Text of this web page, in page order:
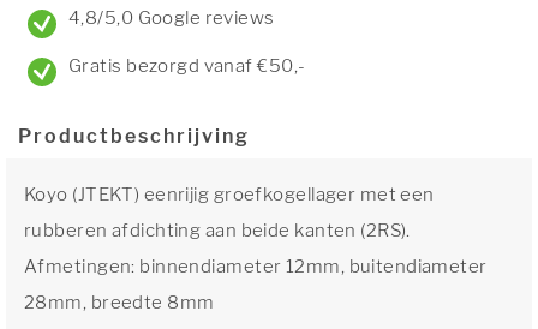
4,8/5,0 Google reviews
Gratis bezorgd vanaf €50,-
Productbeschrijving
Koyo (JTEKT) eenrijig groefkogellager met een
rubberen afdichting aan beide kanten (2RS).
Afmetingen: binnendiameter 12mm, buitendiameter
28mm, breedte 8mm